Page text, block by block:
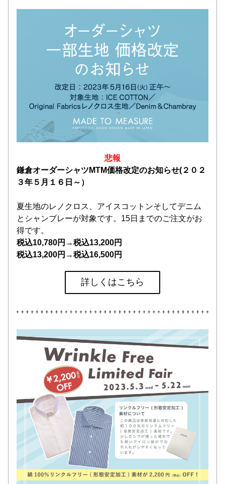
悲報
鎌倉オーダーシャツMTM価格改定のお知らせ(２０２
３年５月１６日～）
夏生地のレノクロス、アイスコットンそしてデニム
とシャンブレーが対象です。15日までのご注文がお
得です。
税込10,780円→税込13,200円
税込13,200円→税込16,500円
詳しくはこちら